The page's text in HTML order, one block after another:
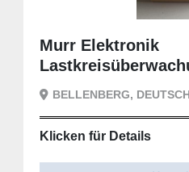
1 Kanal
DEUTSCHLAND
Details